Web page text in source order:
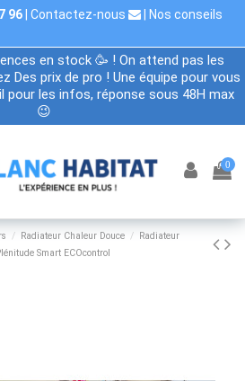
96 Contactez-nous Nos conseils
en stock 🥳 ! On attend pas les
Des prix de pro ! Une équipe pour vous
pour les infos, réponse sous 48H max
😉
0
Radiateur Chaleur Douce
Radiateur
Smart ECOcontrol